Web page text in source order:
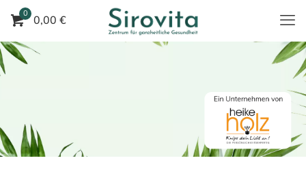
0 0,00 €